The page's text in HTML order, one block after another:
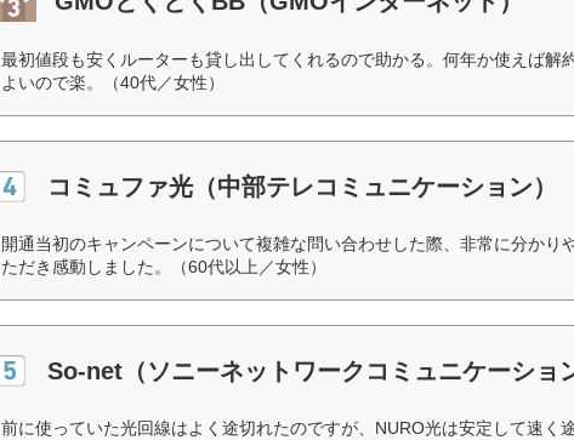
最初値段も安くルーターも貸し出してくれるので助かる。何年か使えば解
よいので楽。（40代／女性）
コミュファ光（中部テレコミュニケーション）
開通当初のキャンペーンについて複雑な問い合わせした際、非常に分かり
ただき感動しました。（60代以上／女性）
So-net（ソニーネットワークコミュニケーショ
前に使っていた光回線はよく途切れたのですが、NURO光は安定して速く